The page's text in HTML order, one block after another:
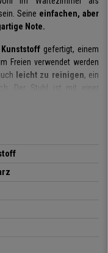
Seine einfachen, aber
Note.
Kunststoff gefertigt, einem
Freien verwendet werden
leicht zu reinigen, ein
Der Stuhl ist mit einer
Stahl
Sie diejenige auswählen
in Ihrem Raum passt.
bieten wir Ihnen dieses